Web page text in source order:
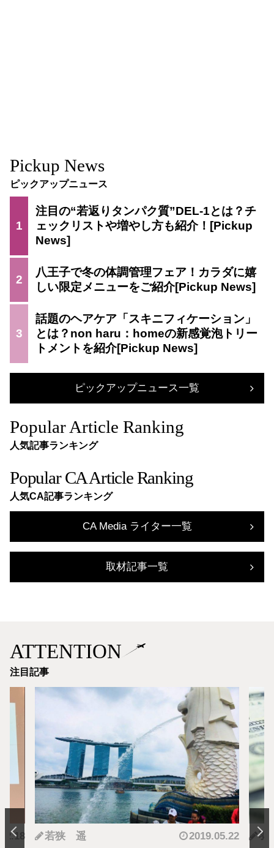
Pickup News
ピックアップニュース
1
注目の“若返りタンパク質”DEL-1とは？チ
ェックリストや増やし方も紹介！
2
八王子で冬の体調管理フェア！カラダに嬉
しい限定メニューをご紹介
3
話題のヘアケア「スキニフィケーション」
とは？non haru：homeの新感覚泡トリー
トメントを紹介
ピックアップニュース一覧
Popular Article Ranking
人気記事ランキング
Popular CA Article Ranking
人気CA記事ランキング
CA Media ライター一覧
取材記事一覧
ATTENTION
注目記事
羽蘭 2018.01.04 神